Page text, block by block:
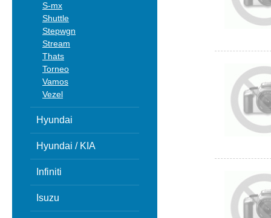
S-mx
Shuttle
Stepwgn
Stream
Thats
Torneo
Vamos
Vezel
Hyundai
Hyundai / KIA
Infiniti
Isuzu